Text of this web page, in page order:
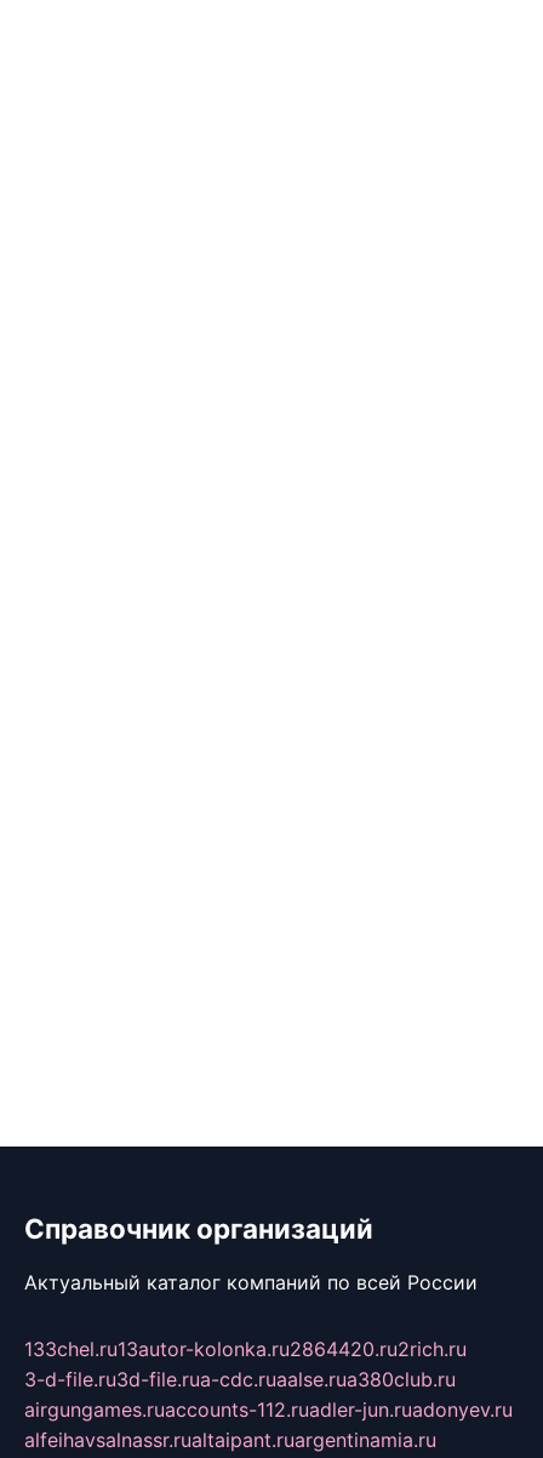
Справочник организаций
Актуальный каталог компаний по всей России
133chel.ru13autor-kolonka.ru2864420.ru2rich.ru
3-d-file.ru3d-file.rua-cdc.ruaalse.rua380club.ru
airgungames.ruaccounts-112.ruadler-jun.ruadonyev.ru
alfeihavsalnassr.rualtaipant.ruargentinamia.ru